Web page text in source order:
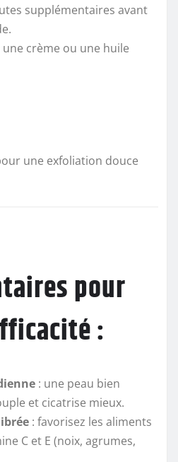
supplémentaires avant
crème ou une huile
une exfoliation douce
pour
:
: une peau bien
et cicatrise mieux.
: favorisez les aliments
C et E (noix, agrumes,